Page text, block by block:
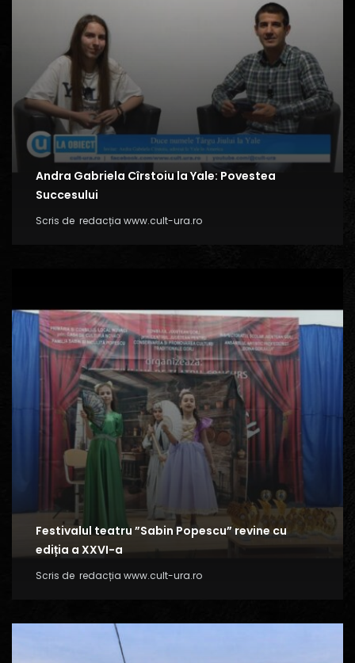
Andra Gabriela Cîrstoiu la Yale: Povestea
Succesului
Scris de redacția www.cult-ura.ro
Festivalul teatru ”Sabin Popescu” revine cu
ediția a XXVI-a
Scris de redacția www.cult-ura.ro